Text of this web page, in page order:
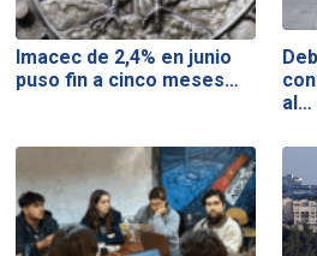
Imacec de 2,4% en junio
puso fin a cinco meses…
al…